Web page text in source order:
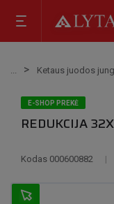
Ketaus juodos
E-SHOP PREKĖ
REDUKCIJA
Kodas 000600882 |